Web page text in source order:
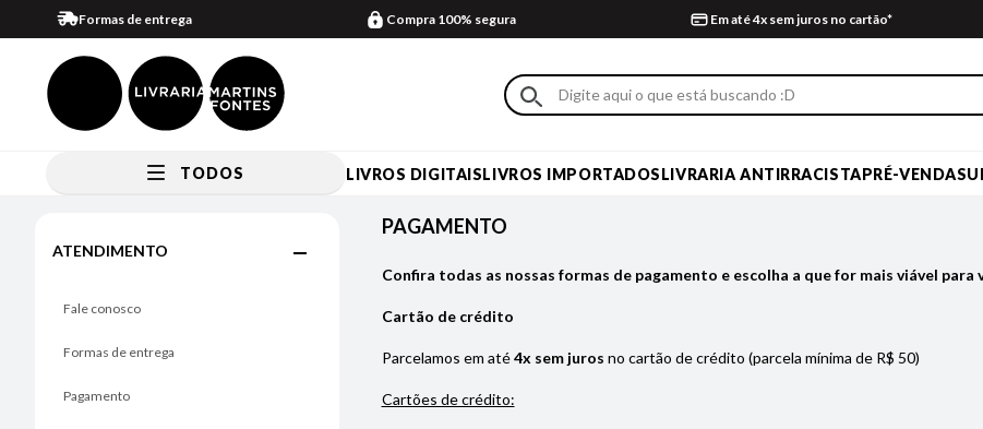
Formas de entrega Compra 100% segura Em até 4x sem juros no cartão*
TODOS LIVROS DIGITAISLIVROS IMPORTADOSLIVRARIA ANTIRRACISTAPRÉ-VENDA
Pagamento
ATENDIMENTO
Fale conosco
Formas de entrega
Pagamento
PAGAMENTO
Confira todas as nossas formas de pagamento e escolha a que for mais viável para
Cartão de crédito
Parcelamos em até4x sem juros no cartão de crédito (parcela mínima de R$ 50)
Cartões de crédito: